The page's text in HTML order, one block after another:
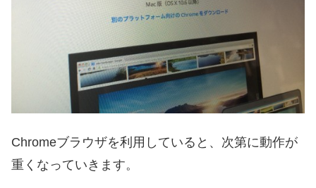
Chromeブラウザを利用していると、次第に動作が
重くなっていきます。